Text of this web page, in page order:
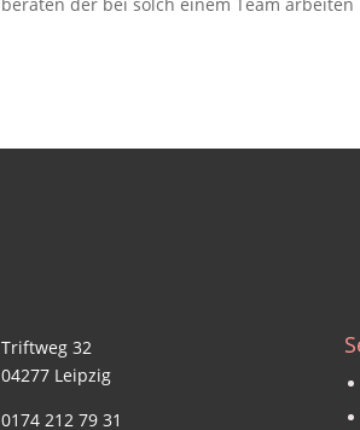
Triftweg 32
04277 Leipzig
0174 212 79 31